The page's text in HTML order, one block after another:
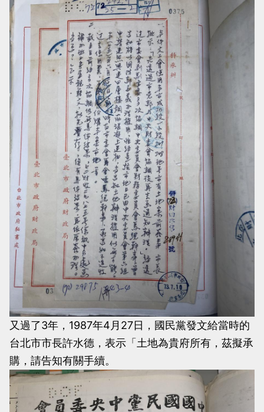
又過了3年，1987年4月27日，國民黨發文給當時的
台北市市長許水德，表示「土地為貴府所有，茲擬承
購，請告知有關手續。